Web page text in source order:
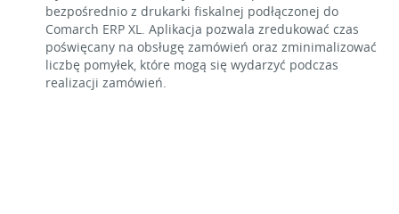
bezpośrednio z drukarki fiskalnej podłączonej do
Comarch ERP XL. Aplikacja pozwala zredukować czas
poświęcany na obsługę zamówień oraz zminimalizować
liczbę pomyłek, które mogą się wydarzyć podczas
realizacji zamówień.